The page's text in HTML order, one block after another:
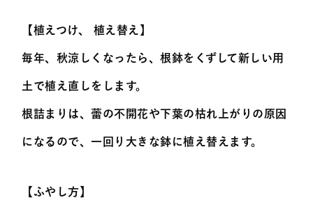
【植えつけ、 植え替え】
毎年、秋涼しくなったら、根鉢をくずして新しい用
土で植え直しをします。
根詰まりは、蕾の不開花や下葉の枯れ上がりの原因
になるので、一回り大きな鉢に植え替えます。
【ふやし方】